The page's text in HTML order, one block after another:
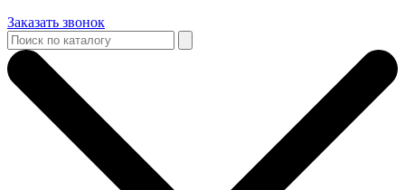
Заказать звонок